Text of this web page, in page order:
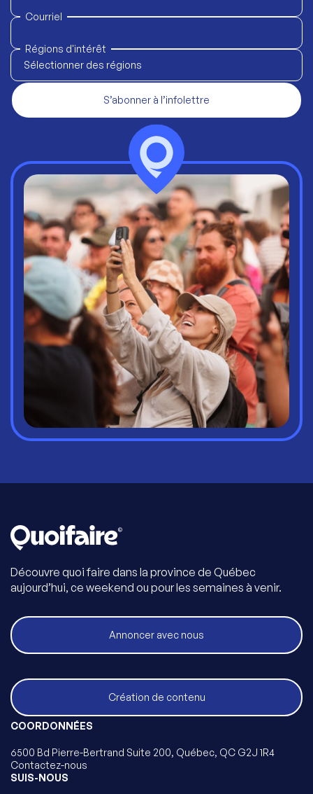
Courriel
Régions d'intérêt
Sélectionner des régions
S’abonner à l’infolettre
Découvre quoi faire dans la province de Québec
aujourd’hui, ce weekend ou pour les semaines à venir.
Annoncer avec nous
Création de contenu
COORDONNÉES
6500 Bd Pierre-Bertrand Suite 200, Québec, QC G2J 1R4
Contactez-nous
SUIS-NOUS